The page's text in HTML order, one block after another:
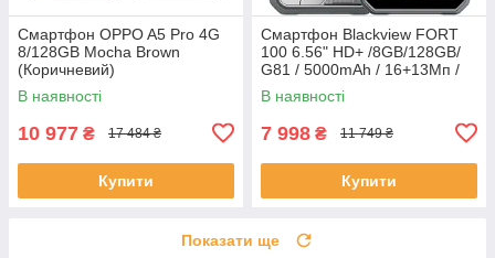
Смартфон OPPO A5 Pro 4G
8/128GB Mocha Brown
(Коричневий)
В наявності
10 977 ₴ 17 484 ₴
Купити
Смартфон Blackview FORT
100 6.56" HD+ /8GB/128GB/
G81 / 5000mAh / 16+13Мп /
NFC / IP69K / Білий
В наявності
7 998 ₴ 11 749 ₴
Купити
Показати ще